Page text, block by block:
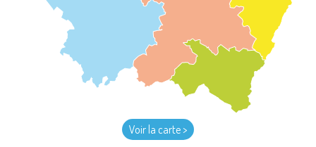
Voir la carte >